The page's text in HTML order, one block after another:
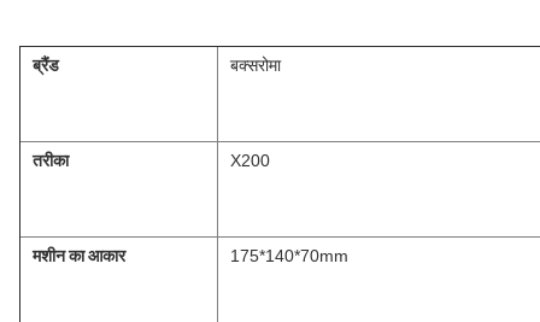
ब्रैंड बक्सरोमा
तरीका X200
मशीन का आकार 175*140*70mm